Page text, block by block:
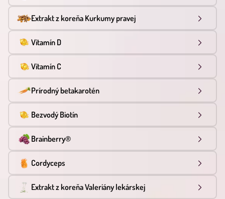
Extrakt z koreňa Kurkumy pravej
Vitamín D
Vitamín C
Prírodný betakarotén
Bezvodý Biotín
Brainberry®
Cordyceps
Extrakt z koreňa Valeriány lekárskej